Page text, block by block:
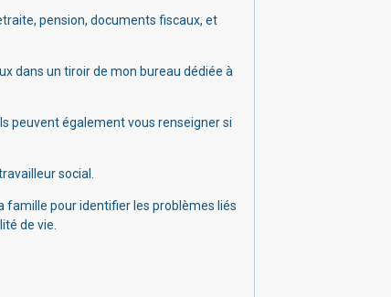
pension, documents fiscaux, et
dans un tiroir de mon bureau dédiée à
peuventégalement vous renseigner si
social.
famille pour identifier les problèmes liés
de vie.